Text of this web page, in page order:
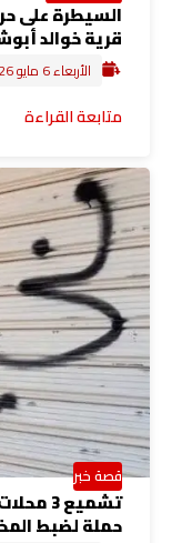
قرية خوالد
الأربعاء 6 مايو 2026 6:54 م
متابعة القراءة
قصة خبر
تشميع
حملة لضبط